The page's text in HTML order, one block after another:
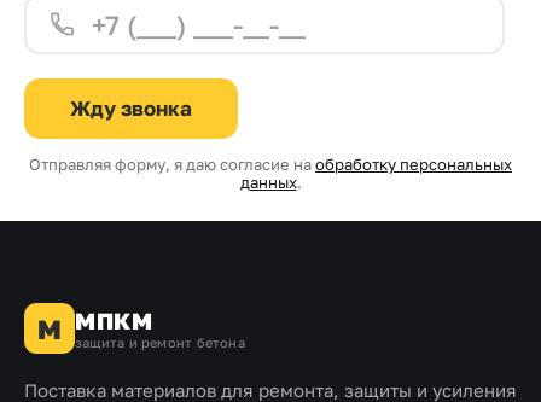
Жду звонка
Отправляя форму, я даю согласие наобработку персональных
данных.
М МПКМ
защита и ремонт бетона
Поставка материалов для ремонта, защиты и усиления